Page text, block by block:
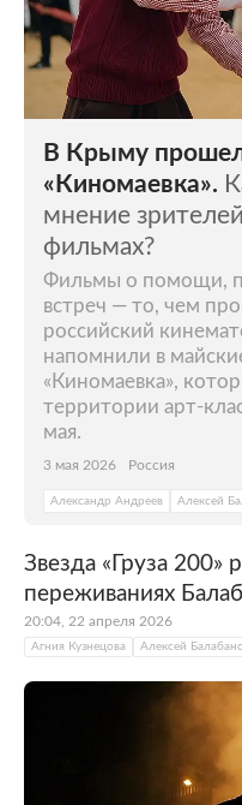
В Крыму
«Киномаевка».
мнение
фильмах?
Фильмы о помощи,
встреч — то, чем
российский
напомнили в
«Киномаевка»,
территории арт-
мая.
3 мая 2026 Россия
Александр Андреев Алексей
Звезда «Груза 200»
переживаниях
20:04, 22 апреля 2026
Агния Кузнецова Алексей